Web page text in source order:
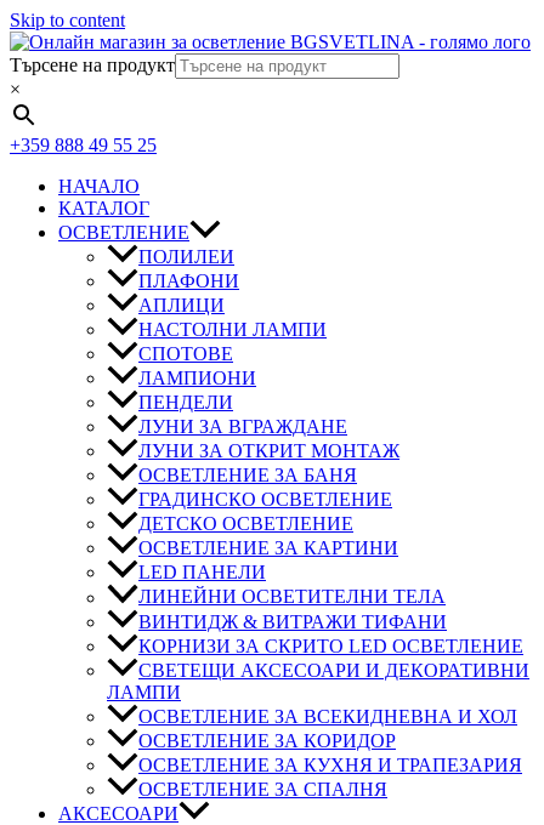
Skip to content
Търсене на продукт
×
+359 888 49 55 25
НАЧАЛО
КАТАЛОГ
ОСВЕТЛЕНИЕ
ПОЛИЛЕИ
ПЛАФОНИ
АПЛИЦИ
НАСТОЛНИ ЛАМПИ
СПОТОВЕ
ЛАМПИОНИ
ПЕНДЕЛИ
ЛУНИ ЗА ВГРАЖДАНЕ
ЛУНИ ЗА ОТКРИТ МОНТАЖ
ОСВЕТЛЕНИЕ ЗА БАНЯ
ГРАДИНСКО ОСВЕТЛЕНИЕ
ДЕТСКО ОСВЕТЛЕНИЕ
ОСВЕТЛЕНИЕ ЗА КАРТИНИ
LED ПАНЕЛИ
ЛИНЕЙНИ ОСВЕТИТЕЛНИ ТЕЛА
ВИНТИДЖ & ВИТРАЖИ ТИФАНИ
КОРНИЗИ ЗА СКРИТО LED ОСВЕТЛЕНИЕ
СВЕТЕЩИ АКСЕСОАРИ И ДЕКОРАТИВНИ
ЛАМПИ
ОСВЕТЛЕНИЕ ЗА ВСЕКИДНЕВНА И ХОЛ
ОСВЕТЛЕНИЕ ЗА КОРИДОР
ОСВЕТЛЕНИЕ ЗА КУХНЯ И ТРАПЕЗАРИЯ
ОСВЕТЛЕНИЕ ЗА СПАЛНЯ
АКСЕСОАРИ